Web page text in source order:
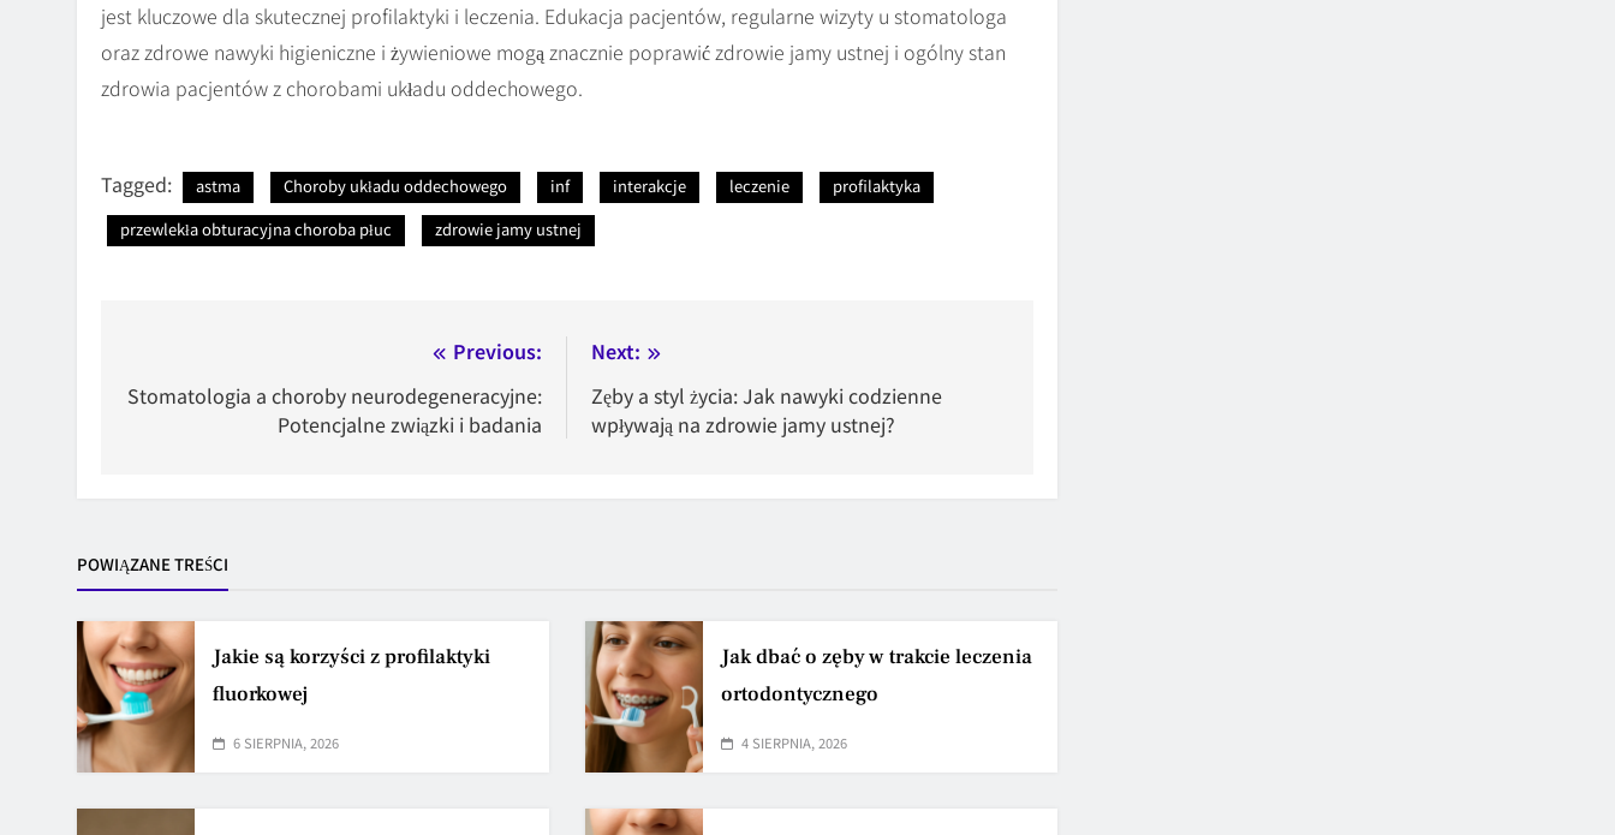
jest kluczowe dla skutecznej profilaktyki i leczenia. Edukacja pacjentów, regularne wizyty u stomatologa
oraz zdrowe nawyki higieniczne i żywieniowe mogą znacznie poprawić zdrowie jamy ustnej i ogólny stan
zdrowia pacjentów z chorobami układu oddechowego.
Tagged: astma Choroby układu oddechowego inf interakcje leczenie
profilaktyka
przewlekła obturacyjna choroba płuc
zdrowie jamy ustnej
wpisu
Previous:
Stomatologia a choroby neurodegeneracyjne:
Potencjalne związki i badania
Next:
Zęby a styl życia: Jak nawyki codzienne
wpływają na zdrowie jamy ustnej?
POWIĄZANE TREŚCI
Jakie są korzyści z profilaktyki
fluorkowej
6 SIERPNIA, 2026
Jak dbać o zęby w trakcie leczenia
ortodontycznego
4 SIERPNIA, 2026